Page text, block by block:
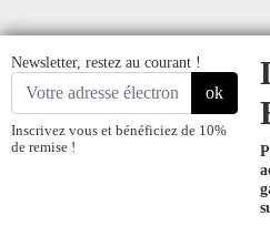
Newsletter, restez au courant !
ok
Inscrivez vous et bénéficiez de 10%
de remise !